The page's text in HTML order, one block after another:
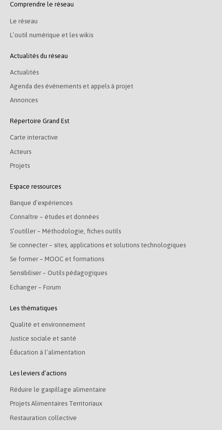
Comprendre le réseau
Le réseau
L’outil numérique et les wikis
Actualités du réseau
Actualités
Agenda des événements et appels à projet
Annonces
Répertoire Grand Est
Carte interactive
Acteurs
Projets
Espace ressources
Banque d’expériences
Connaître – études et données
S’outiller – Méthodologie, fiches outils
Se connecter – sites, applications et solutions technologiques
Se former – MOOC et formations
Sensibiliser – Outils pédagogiques
Echanger – Forum
Les thématiques
Qualité et environnement
Justice sociale et santé
Éducation à l’alimentation
Les leviers d’actions
Réduire le gaspillage alimentaire
Projets Alimentaires Territoriaux
Restauration collective